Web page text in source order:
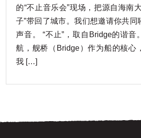
的“不止音乐会”现场，把源自海南
子”带回了城市。我们想邀请你共同
声音。 “不止”，取自Bridge的谐音
航，舰桥（Bridge）作为船的核心
我 […]